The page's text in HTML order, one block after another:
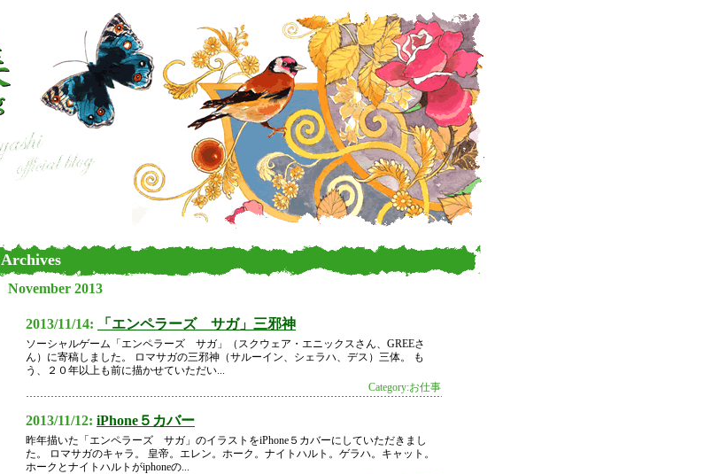
Archives
November 2013
2013/11/14: 「エンペラーズ サガ」三邪神
ソーシャルゲーム「エンペラーズ サガ」（スクウェア・エニックスさん、GREEさ
ん）に寄稿しました。 ロマサガの三邪神（サルーイン、シェラハ、デス）三体。 も
う、２０年以上も前に描かせていただい...
Category:お仕事
2013/11/12: iPhone５カバー
昨年描いた「エンペラーズ サガ」のイラストをiPhone５カバーにしていただきまし
た。 ロマサガのキャラ。 皇帝。エレン。ホーク。ナイトハルト。ゲラハ。キャット。
ホークとナイトハルトがiphoneの...